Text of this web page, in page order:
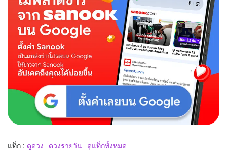
แท็ก : ดูดวง ดวงรายวัน ดูแท็กทั้งหมด